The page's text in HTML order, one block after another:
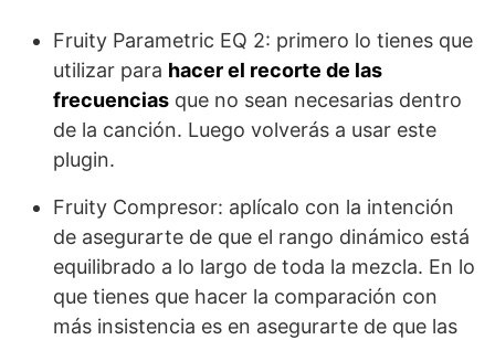
Fruity Parametric EQ 2: primero lo tienes que
utilizar para hacer el recorte de las
frecuencias que no sean necesarias dentro
de la canción. Luego volverás a usar este
plugin.
Fruity Compresor: aplícalo con la intención
de asegurarte de que el rango dinámico está
equilibrado a lo largo de toda la mezcla. En lo
que tienes que hacer la comparación con
más insistencia es en asegurarte de que las